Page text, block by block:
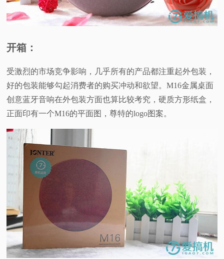
开箱：
受激烈的市场竞争影响，几乎所有的产品都注重起外包装，
好的包装能够勾起消费者的购买冲动和欲望。M16金属桌面
创意蓝牙音响在外包装方面也算比较考究，硬质方形纸盒，
正面印有一个M16的平面图，尊特的logo图案。